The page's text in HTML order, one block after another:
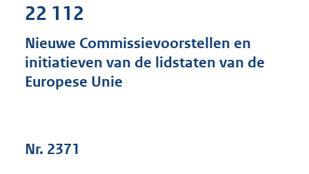
s
g
22 112
Nieuwe Commissievoorstellen en
initiatieven van de lidstaten van de
Europese Unie
Nr. 2371